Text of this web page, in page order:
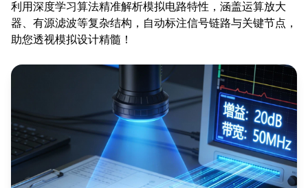
利用深度学习算法精准解析模拟电路特性，涵盖运算放大
器、有源滤波等复杂结构，自动标注信号链路与关键节点，
助您透视模拟设计精髓！